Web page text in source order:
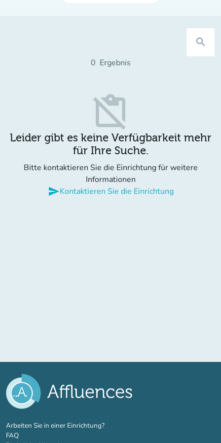
search
0 Ergebnis
content_paste_off
Leider gibt es keine Verfügbarkeit mehr
für Ihre Suche.
Bitte kontaktieren Sie die Einrichtung für weitere
Informationen
sendKontaktieren Sie die Einrichtung
Arbeiten Sie in einer Einrichtung?(new tab)
FAQ